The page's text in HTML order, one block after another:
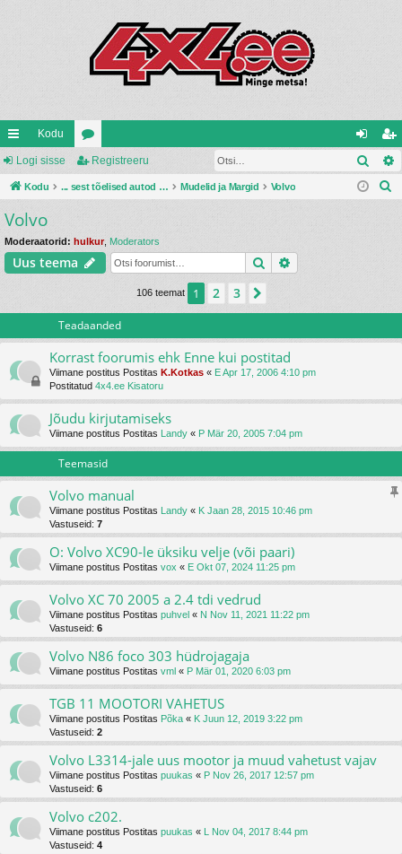
iirl
in
gi
d
Kodu
oo
ru
d
og
i
eg
ist
Logi sisse Registreeru Otsi
Kodu ... sest tõelised autod ehitatakse ise ... Mudelid ja Margid Volvo
Volvo
Moderaatorid: hulkur, Moderators
Uus teema Otsi
106 teemat 1 2 3
Teadaanded
Korrast foorumis ehk Enne kui postitad
Viimane postitus Postitas K.Kotkas « E Apr 17, 2006 4:10 pm
Postitatud 4x4.ee Kisatoru
Jõudu kirjutamiseks
Viimane postitus Postitas Landy « P Mär 20, 2005 7:04 pm
Teemasid
Volvo manual
Viimane postitus Postitas Landy « K Jaan 28, 2015 10:46 pm
Vastuseid: 7
O: Volvo XC90-le üksiku velje (või paari)
Viimane postitus Postitas vox « E Okt 07, 2024 11:25 pm
Volvo XC 70 2005 a 2.4 tdi vedrud
Viimane postitus Postitas puhvel « N Nov 11, 2021 11:22 pm
Vastuseid: 6
Volvo N86 foco 303 hüdrojagaja
Viimane postitus Postitas vml « P Mär 01, 2020 6:03 pm
TGB 11 MOOTORI VAHETUS
Viimane postitus Postitas Põka « K Juun 12, 2019 3:22 pm
Vastuseid: 2
Volvo L3314-jale uus mootor ja muud vahetust vajav
Viimane postitus Postitas puukas « P Nov 26, 2017 12:57 pm
Vastuseid: 6
Volvo c202.
Viimane postitus Postitas puukas «
L Nov 04, 2017 8:44 pm
Vastuseid: 4